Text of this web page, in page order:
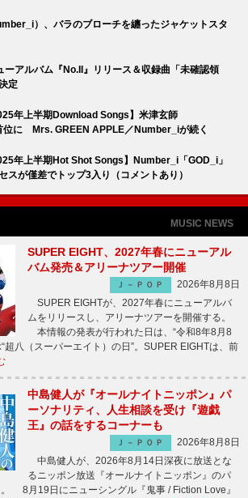
）、バラのブローチを纏ったジャケットスタ
アルバム『No.II』リリース＆収録曲「未確認領
定
年上半期Download Songs】米津玄師
位に Mrs. GREEN APPLE／Number_iが続く
年上半期Hot Shot Songs】Number_i「GOD_i」
スが僅差でトップ3入り（コメントあり）
MUSIC NEWS
SUPER EIGHT、2027年春にニューアル
バム発売＆アリーナツアー開催
Ｊ－ＰＯＰ
2026年8月8日
SUPER EIGHTが、2027年春にニューアルバ
ムをリリースし、アリーナツアーを開催する。
本情報の発表が行われた日は、“令和8年8月8
超八（スーパーエイト）の日”。SUPER EIGHTは、前
中島健人が『オールナイトニッポン』パ
ーソナリティ、人生相談を受け『遊戯
王』の話をするコーナーも
Ｊ－ＰＯＰ
2026年8月8日
中島健人が、2026年8月14日深夜に放送とな
るニッポン放送『オールナイトニッポン』のパ
8月19日にニューシングル『鬼事 / Fiction Love』